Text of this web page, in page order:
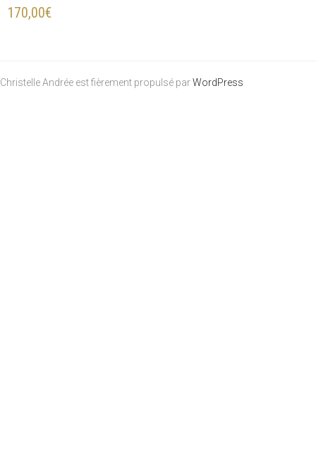
170,00€
Christelle Andrée est fièrement propulsé parWordPress